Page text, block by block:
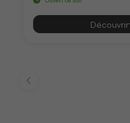
Découvrir